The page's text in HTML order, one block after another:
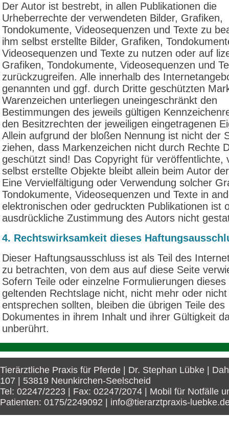
Der Autor ist bestrebt, in allen Publikationen die
Urheberrechte der verwendeten Bilder, Grafiken,
Tondokumente, Videosequenzen und Texte zu
ihm selbst erstellte Bilder, Grafiken,
Videosequenzen und Texte zu nutzen oder auf
Grafiken, Tondokumente, Videosequenzen und
zurückzugreifen. Alle innerhalb des
genannten und ggf. durch Dritte geschützten
Warenzeichen unterliegen uneingeschränkt den
Bestimmungen des jeweils gültigen
den Besitzrechten der jeweiligen eingetragenen
Allein aufgrund der bloßen Nennung ist nicht der
ziehen, dass Markenzeichen nicht durch Rechte
geschützt sind! Das Copyright für veröffentlichte,
selbst erstellte Objekte bleibt allein beim Autor
Eine Vervielfältigung oder Verwendung solcher
Tondokumente, Videosequenzen und Texte in
elektronischen oder gedruckten Publikationen ist
ausdrückliche Zustimmung des Autors nicht
4. Rechtswirksamkeit dieses
Dieser Haftungsausschluss ist als Teil des
zu betrachten, von dem aus auf diese Seite
Sofern Teile oder einzelne Formulierungen
geltenden Rechtslage nicht, nicht mehr oder
entsprechen sollten, bleiben die übrigen Teile des
Dokumentes in ihrem Inhalt und ihrer Gültigkeit
unberührt.
Tierärztliche Praxis für Pferde | Dr. Stephan Lübke |
107 | 53819 Neunkirchen-Seelscheid
Tel: 02247/2223 | Fax: 02247/2074 | Mobil für Notfälle
Patienten: 0175/2249092 | info@tierarztpraxis-